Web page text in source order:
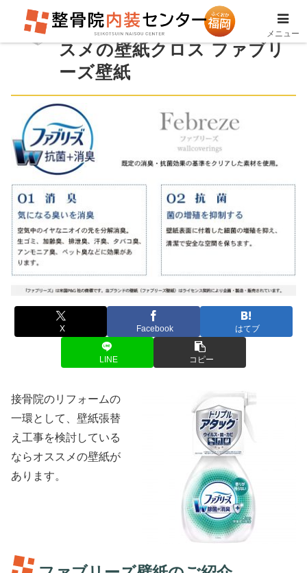
接骨院の壁紙張替えにオス
スメの壁紙クロス ファブリ
ーズ壁紙
X Facebook はてブ
LINE コピー
接骨院のリフォームの
一環として、壁紙張替
え工事を検討している
ならオススメの壁紙が
あります。
メニュー